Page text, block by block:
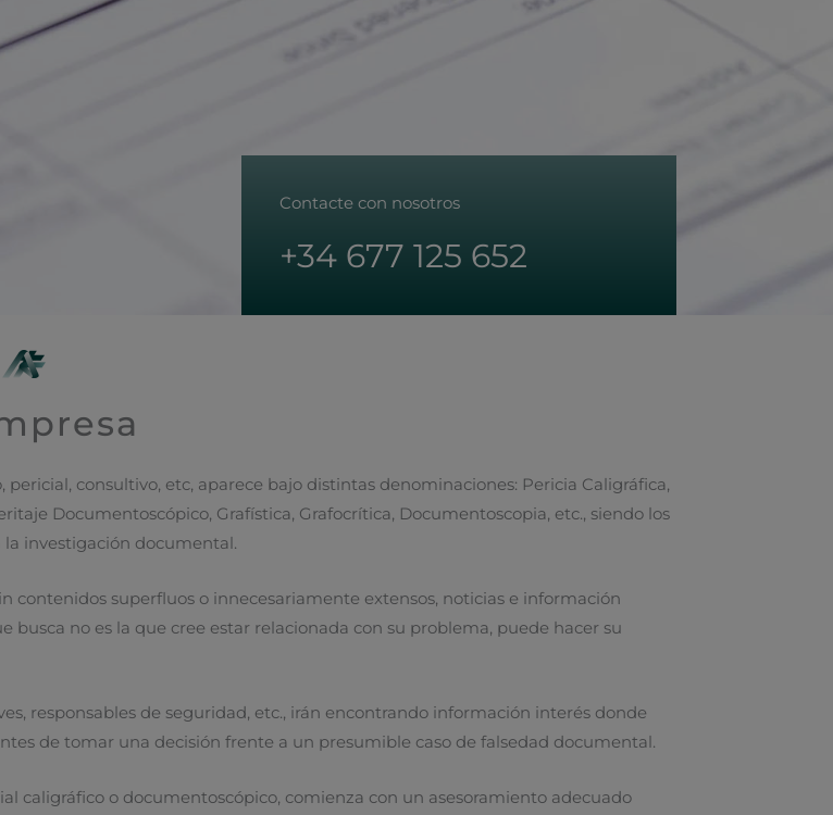
Contacte con nosotros
+34 677 125 652
consultivo, etc, aparece bajo distintas denominaciones: Pericia Caligráfica,
Documentoscópico, Grafística, Grafocrítica, Documentoscopia, etc., siendo los
la investigación documental.
contenidos superfluos o innecesariamente extensos, noticias e información
no es la que cree estar relacionada con su problema, puede hacer su
responsables de seguridad, etc., irán encontrando información interés donde
de tomar una decisión frente a un presumible caso de falsedad documental.
caligráfico o documentoscópico, comienza con un asesoramiento adecuado